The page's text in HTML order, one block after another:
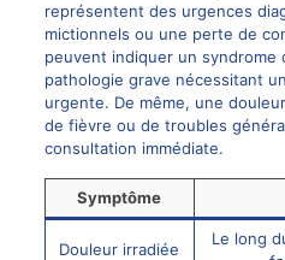
représentent des urgences
mictionnels ou une perte de
peuvent indiquer un syndrome
pathologie grave nécessitant
urgente. De même, une
de fièvre ou de troubles
consultation immédiate.
Symptôme
Douleur irradiée
Le long